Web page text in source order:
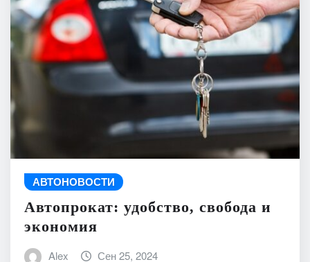
АВТОНОВОСТИ
Автопрокат: удобство, свобода и
экономия
Alex Сен 25, 2024